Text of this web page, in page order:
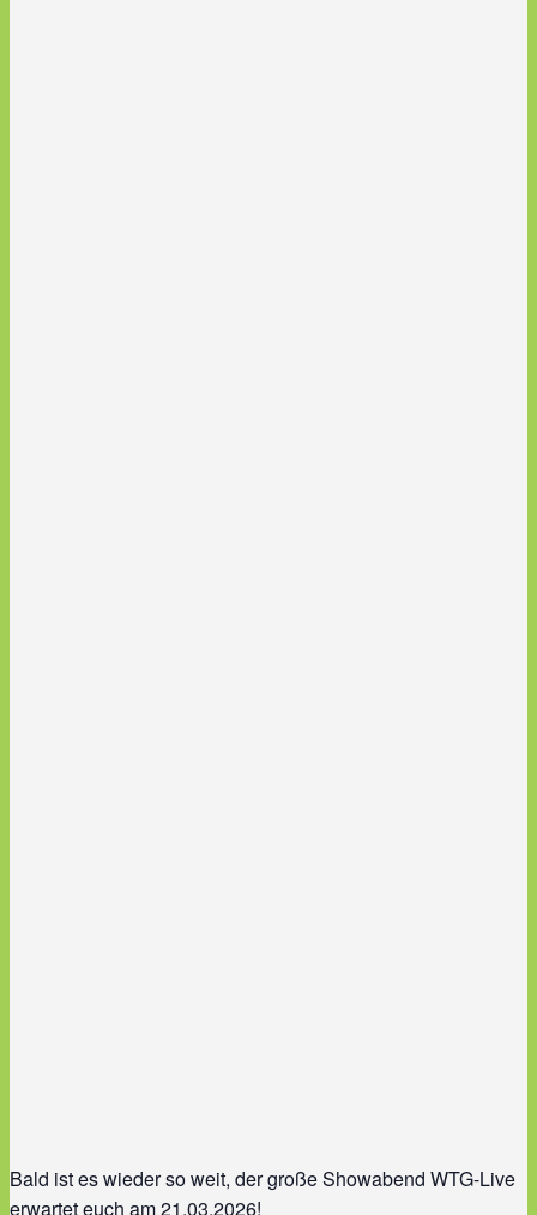
Bald ist es wieder so weit, der große Showabend WTG-Live
erwartet euch am 21.03.2026!